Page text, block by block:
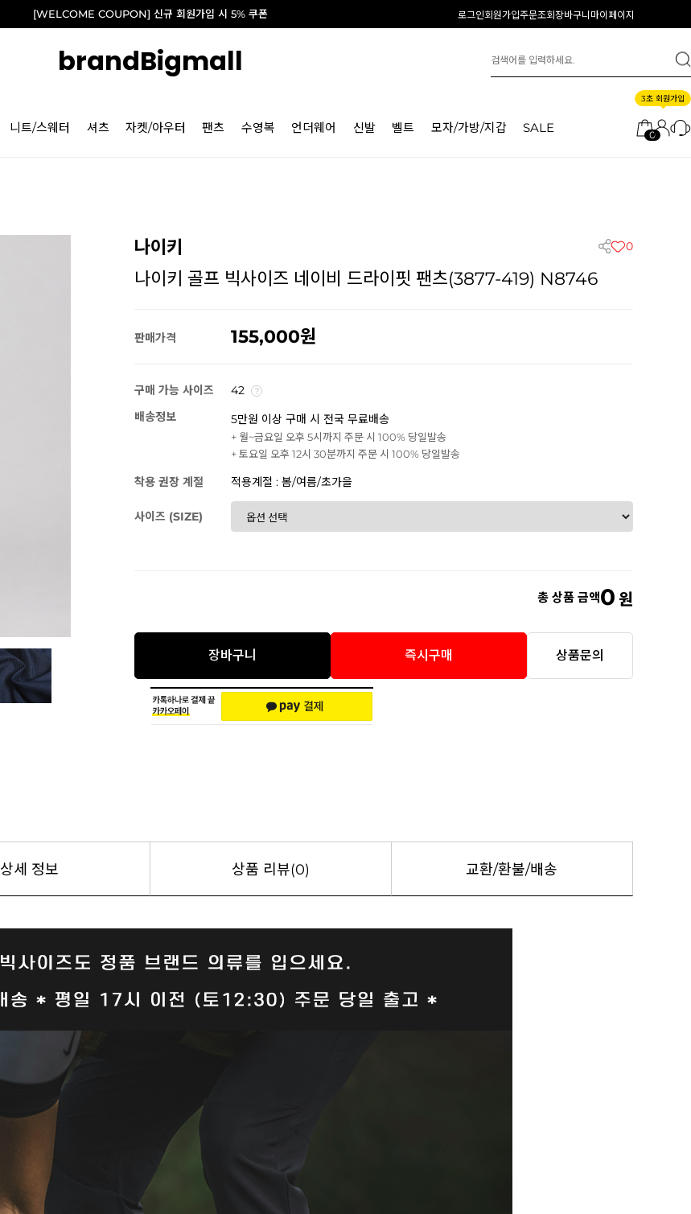
[WELCOME COUPON] 신규 회원가입 시 5% 쿠폰 로그인회원가입주문조회장바구니 마이페이지
brandBigmall
니트/스웨터 셔츠 자켓/아우터 팬츠 수영복 언더웨어 신발 벨트 모자/가방/지갑 SALE 0
3초 회원가입
나이키 0
나이키 골프 빅사이즈 네이비 드라이핏 팬츠(3877-419) N8746
판매가격 155,000
구매 가능 사이즈
42
배송정보
5만원 이상 구매 시 전국 무료배송
+ 월~금요일 오후 5시까지 주문 시 100% 당일발송
+ 토요일 오후 12시 30분까지 주문 시 100% 당일발송
착용 권장 계절 적용계절 : 봄/여름/초가을
사이즈 (SIZE)
총 상품 금액0 원
장바구니 즉시구매 상품문의
상세 정보 상품 리뷰(0) 교환/환불/배송